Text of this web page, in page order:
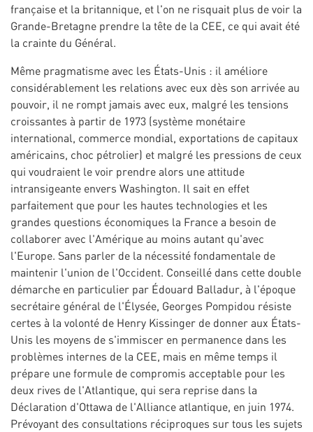
française et la britannique, et l'on ne risquait plus de voir la
Grande-Bretagne prendre la tête de la CEE, ce qui avait été
la crainte du Général.
Même pragmatisme avec les États-Unis : il améliore
considérablement les relations avec eux dès son arrivée au
pouvoir, il ne rompt jamais avec eux, malgré les tensions
croissantes à partir de 1973 (système monétaire
international, commerce mondial, exportations de capitaux
américains, choc pétrolier) et malgré les pressions de ceux
qui voudraient le voir prendre alors une attitude
intransigeante envers Washington. Il sait en effet
parfaitement que pour les hautes technologies et les
grandes questions économiques la France a besoin de
collaborer avec l'Amérique au moins autant qu'avec
l'Europe. Sans parler de la nécessité fondamentale de
maintenir l'union de l'Occident. Conseillé dans cette double
démarche en particulier par Édouard Balladur, à l'époque
secrétaire général de l'Élysée, Georges Pompidou résiste
certes à la volonté de Henry Kissinger de donner aux États-
Unis les moyens de s'immiscer en permanence dans les
problèmes internes de la CEE, mais en même temps il
prépare une formule de compromis acceptable pour les
deux rives de l'Atlantique, qui sera reprise dans la
Déclaration d'Ottawa de l'Alliance atlantique, en juin 1974.
Prévoyant des consultations réciproques sur tous les sujets